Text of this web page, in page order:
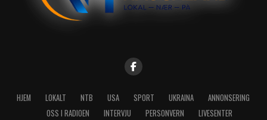
HJEM LOKALT NTB USA SPORT UKRAINA
ANNONSERING
OSS I RADIOEN
INTERVJU PERSONVERN LIVESENTER